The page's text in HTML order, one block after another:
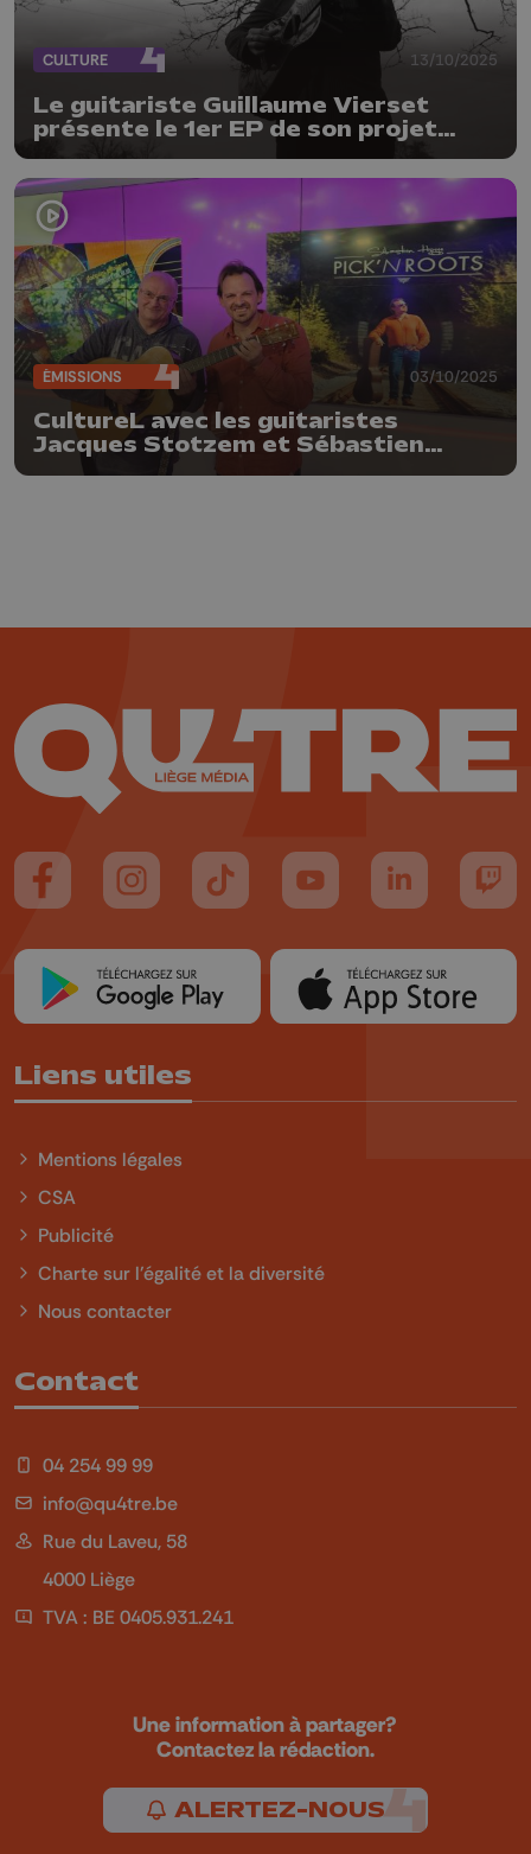
CULTURE 13/10/2025
Le guitariste Guillaume Vierset
présente le 1er EP de son projet
IAMWILL
ÉMISSIONS 03/10/2025
CultureL avec les guitaristes
Jacques Stotzem et Sébastien
Suivez-nous sur FaceBook
Suivez-nous sur Instagram
Suivez-nous sur TikTok
Suivez-nous sur YouTube
Suivez-nous
Liens utiles
Mentions légales
CSA
Publicité
Charte sur l'égalité et la diversité
Nous contacter
Contact
04 254 99 99
info@qu4tre.be
Rue du Laveu, 58
4000 Liège
TVA : BE 0405.931.241
Une information à partager?
Contactez la rédaction.
ALERTEZ-NOUS